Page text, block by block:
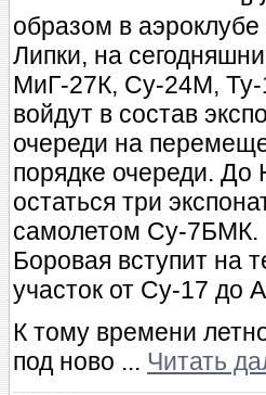
образом в
Липки, на
МиГ-27К, Су-24М, Ту-
войдут в состав
очереди на
порядке очереди. До
остаться три
самолетом Су-7БМК.
Боровая вступит на
участок от Су-17 до
К тому времени
под ново ... Читать